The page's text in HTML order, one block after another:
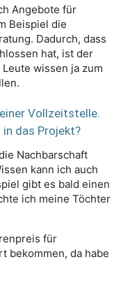
Angebote für
Beispiel die
Dadurch, dass
hat, ist der
wissen ja zum
Vollzeitstelle.
das Projekt?
Nachbarschaft
kann ich auch
gibt es bald einen
ich meine Töchter
für
bekommen, da habe